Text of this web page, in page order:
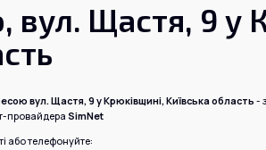
вул. Щастя, 9 у
вул. Щастя, 9 у Крюківщині, Київська область-
провайдераSimNet
або телефонуйте: